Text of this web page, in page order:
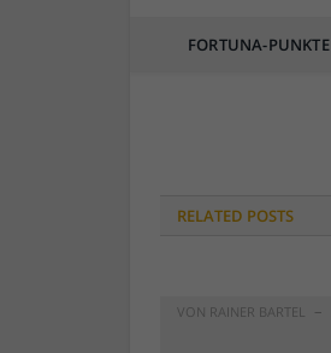
FORTUNA-PUNKTE
RELATED POSTS
VON RAINER BARTEL